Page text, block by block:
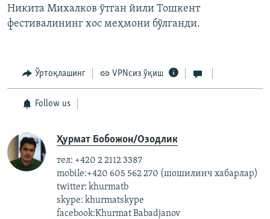
Никита Михалков ўтган йили Тошкент
фестивалининг хос меҳмони бўлганди.
Ўртоқлашинг VPNсиз ўқиш
Follow us
Ҳурмат Бобожон/Озодлик
тел: +420 2 2112 3387
mobile:+420 605 562 270 (шошилинч хабарлар)
twitter: khurmatb
skype: khurmatskype
facebook:Khurmat Babadjanov